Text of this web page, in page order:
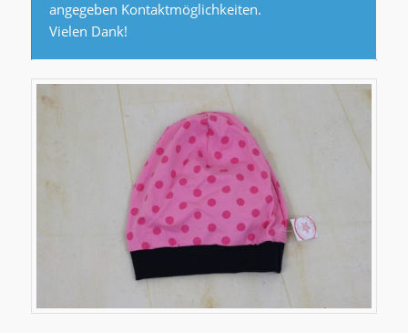
angegeben Kontaktmöglichkeiten.
Vielen Dank!